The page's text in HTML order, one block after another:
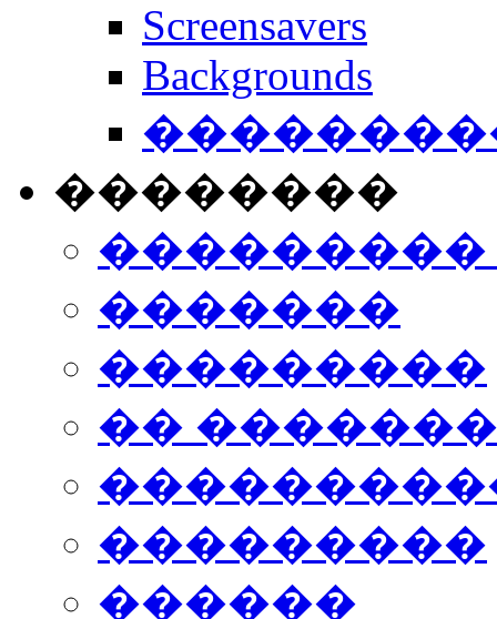
Screensavers
Backgrounds
��������
���������
�������
���������
��
���������
������